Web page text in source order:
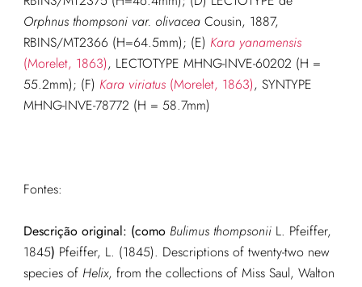
Orphnus thompsoni var. olivaceaCousin, 1887,
RBINS/MT2366 (H=64.5mm); (E) Kara yanamensis
(Morelet, 1863), LECTOTYPE MHNG-INVE-60202 (H =
55.2mm); (F) Kara viriatus(Morelet, 1863), SYNTYPE
MHNG-INVE-78772 (H = 58.7mm)
Fontes:
Descrição original: (como Bulimus thompsoniiL. Pfeiffer,
1845) Pfeiffer, L. (1845). Descriptions of twenty-two new
species of Helix, from the collections of Miss Saul, Walton